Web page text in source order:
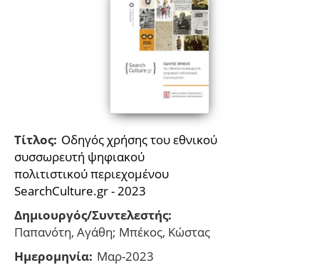
Τίτλος: Οδηγός χρήσης του εθνικού
συσσωρευτή ψηφιακού
πολιτιστικού περιεχομένου
SearchCulture.gr - 2023
Δημιουργός/Συντελεστής:
Παπανότη, Αγάθη; Μπέκος, Κώστας
Ημερομηνία: Μαρ-2023